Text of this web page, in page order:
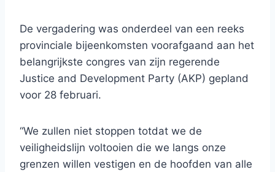
De vergadering was onderdeel van een reeks
provinciale bijeenkomsten voorafgaand aan het
belangrijkste congres van zijn regerende
Justice and Development Party (AKP) gepland
voor 28 februari.
“We zullen niet stoppen totdat we de
veiligheidslijn voltooien die we langs onze
grenzen willen vestigen en de hoofden van alle